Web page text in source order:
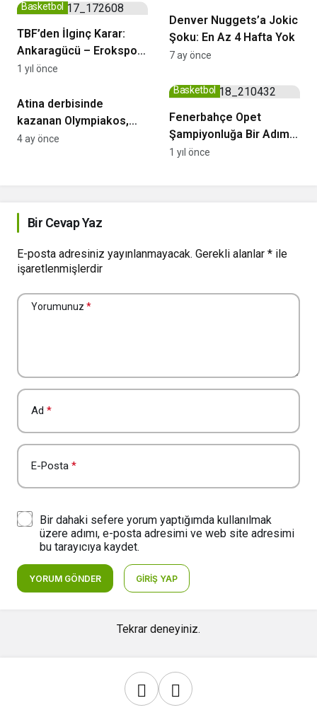
Avustralya’yı 71-57
Mağlup Etti
TBF’den İlginç Karar:
Ankaragücü – Erokspor
Finali Seyircisiz
Basketbol
1 yıl önce
Denver Nuggets’a Jokic
Şoku: En Az 4 Hafta Yok
7 ay önce
Atina derbisinde
kazanan Olympiakos,
geceye gerilim damga
Basketbol
4 ay önce
Fenerbahçe Opet
Şampiyonluğa Bir Adım
Uzakta
Basketbol
1 yıl önce
Bir Cevap Yaz
E-posta adresiniz yayınlanmayacak. Gerekli alanlar * ile
işaretlenmişlerdir
Yorumunuz *
Ad *
E-Posta *
Bir dahaki sefere yorum yaptığımda kullanılmak
üzere adımı, e-posta adresimi ve web site adresimi
bu tarayıcıya kaydet.
YORUM GÖNDER GIRIŞ YAP
Tekrar deneyiniz.